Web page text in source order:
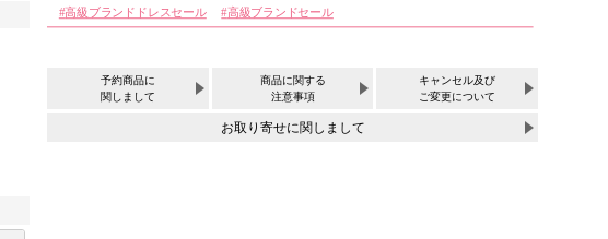
高級ブランドドレスセール
高級ブランドセール
予約商品に
関しまして
商品に関する
注意事項
キャンセル及び
ご変更について
お取り寄せに関しまして